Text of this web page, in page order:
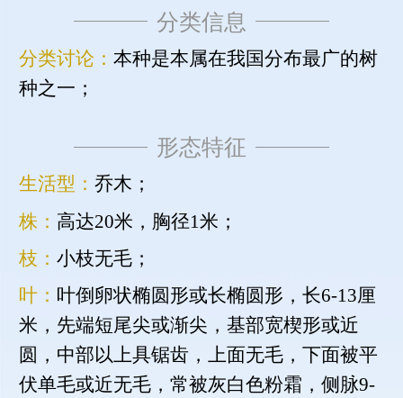
分类信息
分类讨论： 本种是本属在我国分布最广的树
种之一；
形态特征
生活型： 乔木；
株： 高达20米，胸径1米；
枝： 小枝无毛；
叶： 叶倒卵状椭圆形或长椭圆形，长6-13厘
米，先端短尾尖或渐尖，基部宽楔形或近
圆，中部以上具锯齿，上面无毛，下面被平
伏单毛或近无毛，常被灰白色粉霜，侧脉9-